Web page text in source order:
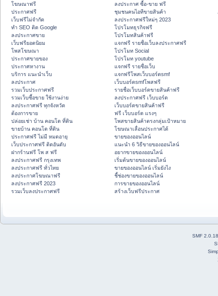
โฆษณาฟรี
ประกาศฟรี
เว็บฟรีไม่จำกัด
ทำ SEO ติด Google
ลงประกาศขาย
เว็บฟรียอดนิยม
โพสโฆษณา
ประกาศขายของ
ประกาศหางาน
บริการ แนะนำเว็บ
ลงประกาศ
รวมเว็บประกาศฟรี
รวมเว็บซื้อขาย ใช้งานง่าย
ลงประกาศฟรี ทุกจังหวัด
ต้องการขาย
ปล่อยเช่า บ้าน คอนโด ที่ดิน
ขายบ้าน คอนโด ที่ดิน
ประกาศฟรี ไม่มี หมดอายุ
เว็บประกาศฟรี ติดอันดับ
ฝากร้านฟรี โพ ส ฟรี
ลงประกาศฟรี กรุงเทพ
ลงประกาศฟรี ทั่วไทย
ลงประกาศโฆษณาฟรี
ลงประกาศฟรี 2023
รวมเว็บลงประกาศฟรี
ลงประกาศ ซื้อ-ขาย ฟรี
ชุมชนคนไอทีขายสินค้า
ลงประกาศฟรีใหม่ๆ 2023
โปรโมทธุรกิจฟรี
โปรโมทสินค้าฟรี
แจกฟรี รายชื่อเว็บลงประกาศฟรี
โปรโมท Social
โปรโมท youtube
แจกฟรี รายชื่อเว็บ
แจกฟรีโพสเว็บบอร์ดsmf
เว็บบอร์ดsmfโพสฟรี
รายชื่อเว็บบอร์ดขายสินค้าฟรี
ลงประกาศฟรี เว็บบอร์ด
เว็บบอร์ดขายสินค้าฟรี
ฟรี เว็บบอร์ด แรงๆ
โพสขายสินค้าตรงกลุ่มเป้าหมาย
โฆษณาเลื่อนประกาศได้
ขายของออนไลน์
แนะนำ 6 วิธีขายของออนไลน์
อยากขายของออนไลน์
เริ่มต้นขายของออนไลน์
ขายของออนไลน์ เริ่มยังไง
ชี้ช่องขายของออนไลน์
การขายของออนไลน์
สร้างเว็บฟรีประกาศ
SMF 2.0.18